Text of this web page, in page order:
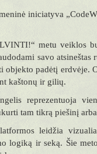
iniciatyva
metu veiklos
savo atsineštas
padėtį erdvėje.
kaštonų ir gilių.
reprezentuoja
tam tikrą piešinį
leidžia
logiką ir seką. Šie